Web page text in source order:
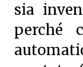
sia
perché